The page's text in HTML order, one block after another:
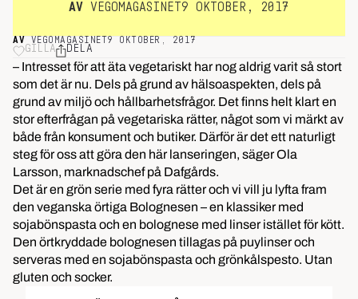
AV VEGOMAGASINET 9 OKTOBER, 2017
AV VEGOMAGASINET9 OKTOBER, 2017
GILLA DELA
– Intresset för att äta vegetariskt har nog aldrig varit så stort
som det är nu. Dels på grund av hälsoaspekten, dels på
grund av miljö och hållbarhetsfrågor. Det finns helt klart en
stor efterfrågan på vegetariska rätter, något som vi märkt av
både från konsument och butiker. Därför är det ett naturligt
steg för oss att göra den här lanseringen, säger Ola
Larsson, marknadschef på Dafgårds.
Det är en grön serie med fyra rätter och vi vill ju lyfta fram
den veganska örtiga Bolognesen – en klassiker med
sojabönspasta och en bolognese med linser istället för kött.
Den örtkryddade bolognesen tillagas på puylinser och
serveras med en sojabönspasta och grönkålspesto. Utan
gluten och socker.